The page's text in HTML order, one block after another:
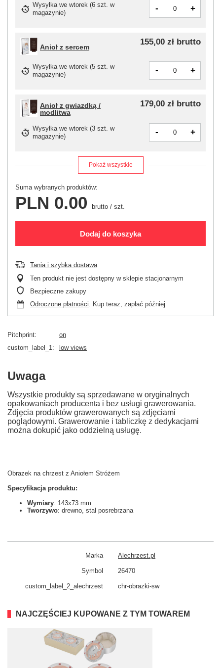
Wysyłka we wtorek (6 szt. w
magazynie)
- +
Anioł z sercem
155,00 zł brutto
Wysyłka we wtorek (5 szt. w
magazynie)
- +
Anioł z gwiazdką /
modlitwa
179,00 zł brutto
Wysyłka we wtorek (3 szt. w
magazynie)
- +
Pokaż wszystkie
Suma wybranych produktów:
PLN 0.00 brutto / szt.
Dodaj do koszyka
Tania i szybka dostawa
Ten produkt nie jest dostępny w sklepie stacjonarnym
Bezpieczne zakupy
Odroczone płatności. Kup teraz, zapłać później
Pitchprint
on
custom_label_1
low views
Uwaga
Wszystkie produkty są sprzedawane w oryginalnych
opakowaniach producenta i bez usługi grawerowania.
Zdjęcia produktów grawerowanych są zdjęciami
poglądowymi. Grawerowanie i tabliczkę z dedykacjami
można dokupić jako oddzielną usługę.
Obrazek na chrzest z Aniołem Stróżem
Specyfikacja produktu:
Wymiary: 143x73 mm
Tworzywo: drewno, stal posrebrzana
Marka Alechrzest.pl
Symbol 26470
custom_​label_​2_alechrzest chr-obrazki-sw
NAJCZĘŚCIEJ KUPOWANE Z TYM TOWAREM